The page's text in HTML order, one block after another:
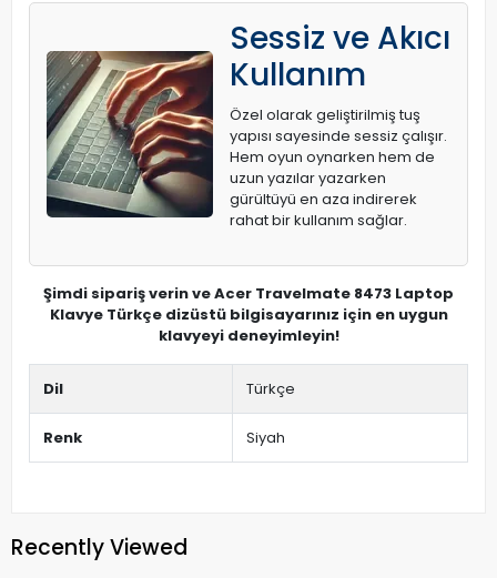
Sessiz ve Akıcı
Kullanım
Özel olarak geliştirilmiş tuş
yapısı sayesinde sessiz çalışır.
Hem oyun oynarken hem de
uzun yazılar yazarken
gürültüyü en aza indirerek
rahat bir kullanım sağlar.
Şimdi sipariş verin ve Acer Travelmate 8473 Laptop
Klavye Türkçe dizüstü bilgisayarınız için en uygun
klavyeyi deneyimleyin!
Dil Türkçe
Renk Siyah
Recently Viewed